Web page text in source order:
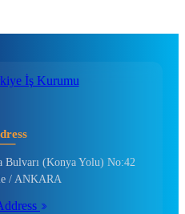
Bulvarı (Konya Yolu) No:42
/ ANKARA